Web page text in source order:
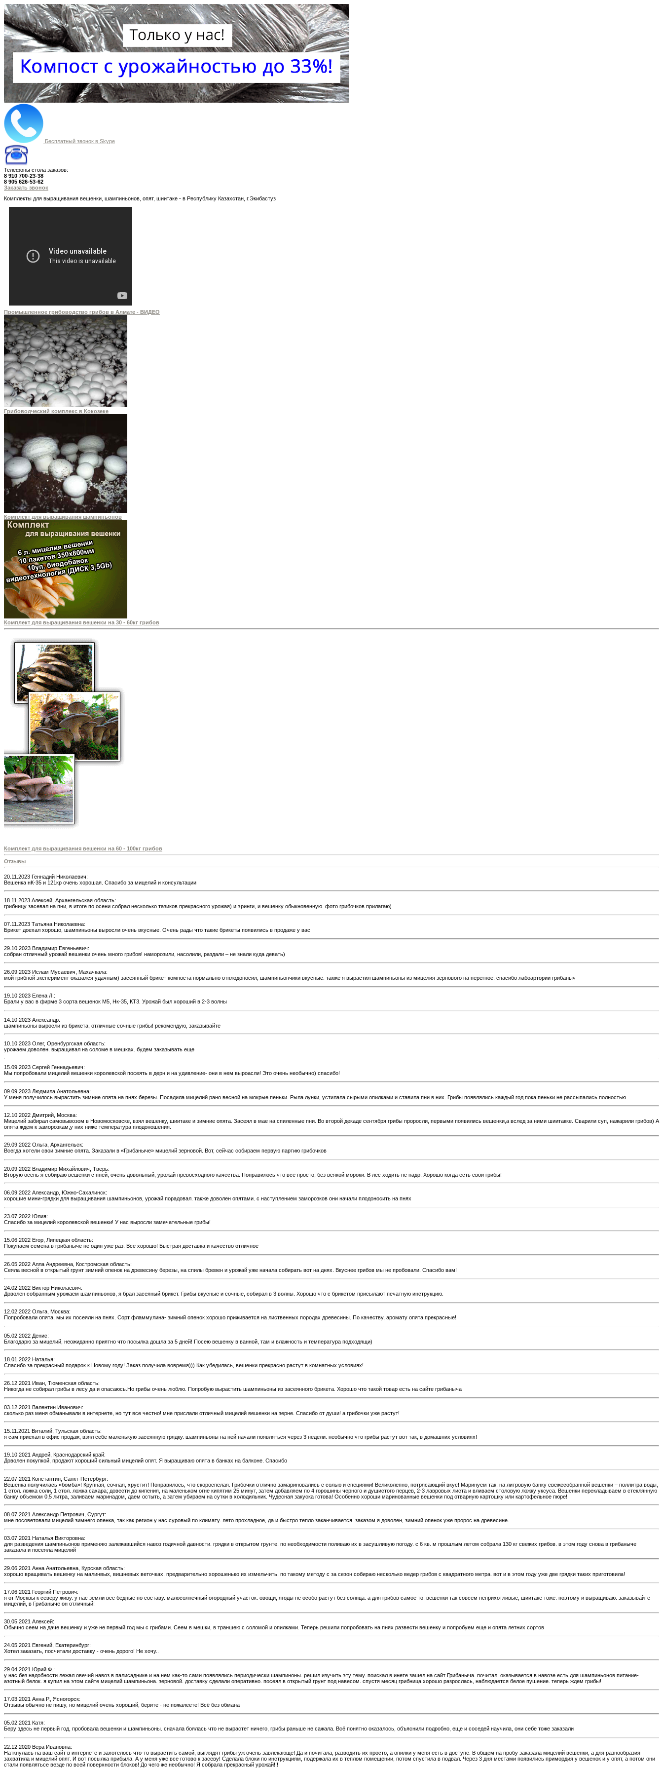
Бесплатный звонок в Skype
Телефоны стола заказов:
8 910 700-23-38
8 905 626-53-62
Заказать звонок
Комплекты для выращивания вешенки, шампиньонов, опят, шиитаке - в Республику Казахстан, г.Экибастуз
Промышленное грибоводство грибов в Алмате - ВИДЕО
Грибоводческий комплекс в Кокозеке
Комплект для выращивания шампиньонов
Комплект для выращивания вешенки на 30 - 60кг грибов
Комплект для выращивания вешенки на 60 - 100кг грибов
Отзывы
20.11.2023 Геннадий Николаевич:
Вешенка нК-35 и 121кp очень хорошая. Спасибо за мицелий и консультации
18.11.2023 Алексей, Архангельская область:
грибницу засевал на пни, в итоге по осени собрал несколько тазиков прекрасного урожая) и эринги, и вешенку обыкновенную. фото грибочков прилагаю)
07.11.2023 Татьяна Николаевна:
Брикет доехал хорошо, шампиньоны выросли очень вкусные. Очень рады что такие брикеты появились в продаже у вас
29.10.2023 Владимир Евгеньевич:
собран отличный урожай вешенки очень много грибов! наморозили, насолили, раздали – не знали куда девать)
26.09.2023 Ислам Мусаевич, Махачкала:
мой грибной эксперимент оказался удачным) засеянный брикет компоста нормально отплодоносил, шампиньончики вкусные. также я вырастил шампиньоны из мицелия зернового на перегное. спасибо лабоартории грибаныч
19.10.2023 Елена Л.:
Брали у вас в фирме 3 сорта вешенок М5, Нк-35, КТ3. Урожай был хороший в 2-3 волны
14.10.2023 Александр:
шампиньоны выросли из брикета, отличные сочные грибы! рекомендую, заказывайте
10.10.2023 Олег, Оренбургская область:
урожаем доволен. выращивал на соломе в мешках. будем заказывать еще
15.09.2023 Сергей Геннадьевич:
Мы попробовали мицелий вешенки королевской посеять в дерн и на удивление- они в нем выроасли! Это очень необычно) спасибо!
09.09.2023 Людмила Анатольевна:
У меня получилось вырастить зимние опята на пнях березы. Посадила мицелий рано весной на мокрые пеньки. Рыла лунки, устилала сырыми опилками и ставила пни в них. Грибы появлялись каждый год пока пеньки не рассыпались полностью
12.10.2022 Дмитрий, Москва:
Мицелий забирал самовывозом в Новомосковске, взял вешенку, шиитаке и зимние опята. Засеял в мае на спиленные пни. Во второй декаде сентября грибы проросли, первыми появились вешенки,а вслед за ними шиитакке. Сварили суп, нажарили грибов) А
опята ждем к заморозкам,у них ниже температура плодоношения.
29.09.2022 Ольга, Архангельск:
Всегда хотели свои зимние опята. Заказали в «Грибаныче» мицелий зерновой. Вот, сейчас собираем первую партию грибочков
20.09.2022 Владимир Михайлович, Тверь:
Вторую осень я собираю вешенки с пней, очень довольный, урожай превосходного качества. Понравилось что все просто, без всякой мороки. В лес ходить не надо. Хорошо когда есть свои грибы!
06.09.2022 Александр, Южно-Сахалинск:
хорошие мини-грядки для выращивания шампиньонов, урожай порадовал. также доволен опятами. с наступлением заморозков они начали плодоносить на пнях
23.07.2022 Юлия:
Спасибо за мицелий королевской вешенки! У нас выросли замечательные грибы!
15.06.2022 Егор, Липецкая область:
Покупаем семена в грибаныче не один уже раз. Все хорошо! Быстрая доставка и качество отличное
26.05.2022 Алла Андреевна, Костромская область:
Сеяла весной в открытый грунт зимний опенок на древесину березы, на спилы бревен и урожай уже начала собирать вот на днях. Вкуснее грибов мы не пробовали. Спасибо вам!
24.02.2022 Виктор Николаевич:
Доволен собранным урожаем шампиньонов, я брал засеяный брикет. Грибы вкусные и сочные, собирал в 3 волны. Хорошо что с брикетом присылают печатную инструкцию.
12.02.2022 Ольга, Москва:
Попробовали опята, мы их посеяли на пнях. Сорт фламмулина- зимний опенок хорошо приживается на лиственных породах древесины. По качеству, аромату опята прекрасные!
05.02.2022 Денис:
Благодарю за мицелий, неожиданно приятно что посылка дошла за 5 дней! Посею вешенку в ванной, там и влажность и температура подходящи)
18.01.2022 Наталья:
Спасибо за прекрасный подарок к Новому году! Заказ получила вовремя))) Как убедилась, вешенки прекрасно растут в комнатных условиях!
26.12.2021 Иван, Тюменская область:
Никогда не собирал грибы в лесу да и опасаюсь.Но грибы очень люблю. Попробую вырастить шампиньоны из засеянного брикета. Хорошо что такой товар есть на сайте грибаныча
03.12.2021 Валентин Иванович:
сколько раз меня обманывали в интернете, но тут все честно! мне прислали отличный мицелий вешенки на зерне. Спасибо от души! а грибочки уже растут!
15.11.2021 Виталий, Тульская область:
я сам приехал в офис продаж, взял себе маленькую засеянную грядку. шампиньоны на ней начали появляться через 3 недели. необычно что грибы растут вот так, в домашних условиях!
19.10.2021 Андрей, Краснодарский край:
Доволен покупкой, продают хороший сильный мицелий опят. Я выращиваю опята в банках на балконе. Спасибо
22.07.2021 Константин, Санкт-Петербург:
Вешенка получилась «бомба»! Крупная, сочная, хрустит! Понравилось, что скороспелая. Грибочки отлично замариновались с солью и специями! Великолепно, потрясающий вкус! Маринуем так: на литровую банку свежесобранной вешенки – поллитра воды,
1 стол. ложка соли, 1 стол. ложка сахара; довести до кипения, на маленьком огне кипятим 25 минут, затем добавляем по 4 горошины черного и душистого перцев, 2-3 лавровых листа и вливаем столовую ложку уксуса. Вешенки перекладываем в стеклянную
банку объемом 0,5 литра, заливаем маринадом, даем остыть, а затем убираем на сутки в холодильник. Чудесная закуска готова! Особенно хороши маринованные вешенки под отварную картошку или картофельное пюре!
08.07.2021 Александр Петрович, Сургут:
мне посоветовали мицелий зимнего опенка, так как регион у нас суровый по климату. лето прохладное, да и быстро тепло заканчивается. заказом я доволен, зимний опенок уже пророс на древесине.
03.07.2021 Наталья Викторовна:
для разведения шампиньонов применяю залежавшийся навоз годичной давности. грядки в открытом грунте. по необходимости поливаю их в засушливую погоду. с 6 кв. м прошлым летом собрала 130 кг свежих грибов. в этом году снова в грибаныче
заказала и посеяла мицелий
29.06.2021 Анна Анатольевна, Курская область:
хорошо вращивать вешенку на малинвых, вишневых веточках. предварительно хорошенько их измельчить. по такому методу с за сезон собираю несколько ведер грибов с квадратного метра. вот и в этом году уже две грядки таких приготовила!
17.06.2021 Георгий Петрович:
я от Москвы к северу живу. у нас земли все бедные по составу. малосолнечный огородный участок. овощи, ягоды не особо растут без солнца. а для грибов самое то. вешенки так совсем неприхотливые, шиитаке тоже. поэтому и выращиваю. заказывайте
мицелий, в Грибаныче он отличный!
30.05.2021 Алексей:
Обычно сеем на даче вешенку и уже не первый год мы с грибами. Сеем в мешки, в траншею с соломой и опилками. Теперь решили попробовать на пнях развести вешенку и попробуем еще и опята летних сортов
24.05.2021 Евгений, Екатеринбург:
Хотел заказать, посчитали доставку - очень дорого! Не хочу..
29.04.2021 Юрий Ф.:
у нас без надобности лежал овечий навоз в палисаднике и на нем как-то сами появлялись периодически шампиноны. решил изучить эту тему. поискал в инете зашел на сайт Грибаныча. почитал. оказывается в навозе есть для шампиньонов питание-
азотный белок. я купил на этом сайте мицелий шампиньона. зерновой. доставку сделали оперативно. посеял в открытый грунт под навесом. спустя месяц грибница хорошо разрослась, наблюдается белое пушение. теперь ждем грибы!
17.03.2021 Анна Р., Ясногорск:
Отзывы обычно не пишу, но мицелий очень хороший, берите - не пожалеете! Всё без обмана
05.02.2021 Катя:
Беру здесь не первый год, пробовала вешенки и шампиньоны. сначала боялась что не вырастет ничего, грибы раньше не сажала. Всё понятно оказалось, объяснили подробно, еще и соседей научила, они себе тоже заказали
22.12.2020 Вера Ивановна:
Наткнулась на ваш сайт в интернете и захотелось что-то вырастить самой, выглядят грибы уж очень завлекающе! Да и почитала, разводить их просто, а опилки у меня есть в доступе. В общем на пробу заказала мицелий вешенки, а для разнообразия
захватила и мицелий опят. И вот посылка прибыла. А у меня уже все готово к засеву! Сделала блоки по инструкциям, подержала их в теплом помещении, потом спустила в подвал. Через 3 дня местами появились примордия у вешенок и у опят, а потом они
стали появлятьсе везде по всей поверхности блоков! До чего же необычно! Я собрала прекрасный урожай!!!